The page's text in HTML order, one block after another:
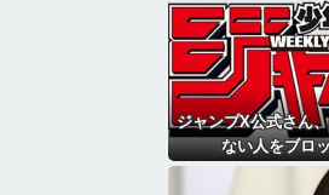
ジャンプX公式さん
ない人をブロ